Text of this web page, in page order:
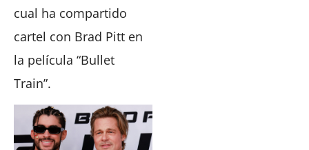
cual ha compartido
cartel con Brad Pitt en
la película “Bullet
Train”.